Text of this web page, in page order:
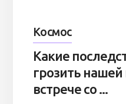
Космос
Какие
грозить
встрече со ...